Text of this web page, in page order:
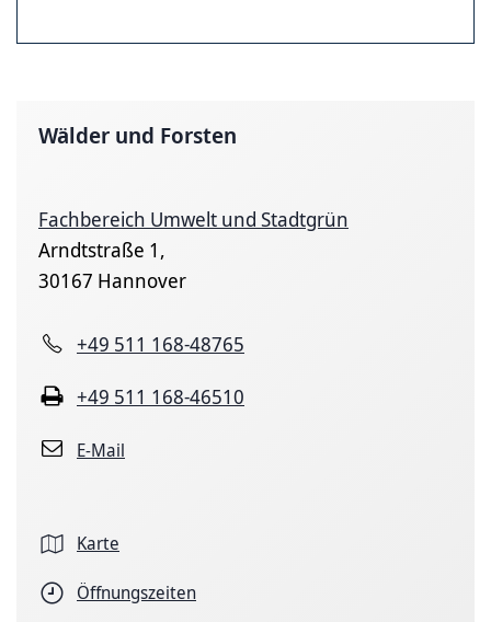
Wälder und Forsten
Fachbereich Umwelt und Stadtgrün
Arndtstraße 1,
30167 Hannover
+49 511 168-48765
+49 511 168-46510
E-Mail
Karte
Öffnungszeiten